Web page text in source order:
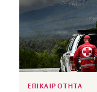
ΕΠΙΚΑΙΡΟΤΗΤΑ